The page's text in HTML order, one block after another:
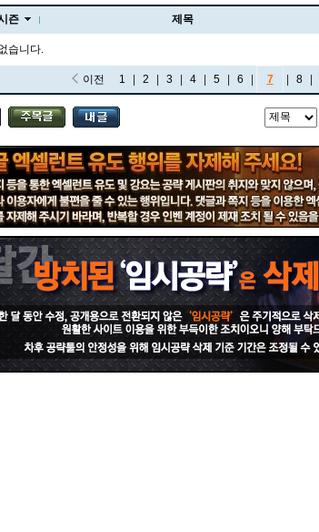
베이가 베인 벡스 벨베스 벨코즈
블리츠크랭크 비에고 빅토르 뽀삐 사미라
세주아니 세트 소나 소라카 쉔
신 짜오 신드라 신지드 쓰레쉬 아리
아크샨 아트록스 아펠리오스 알리스타 암베사
엘리스 오공 오로라 오른 오리아나
즌 제목
습니다.
이전 1 2 3 4 5 6 7 8